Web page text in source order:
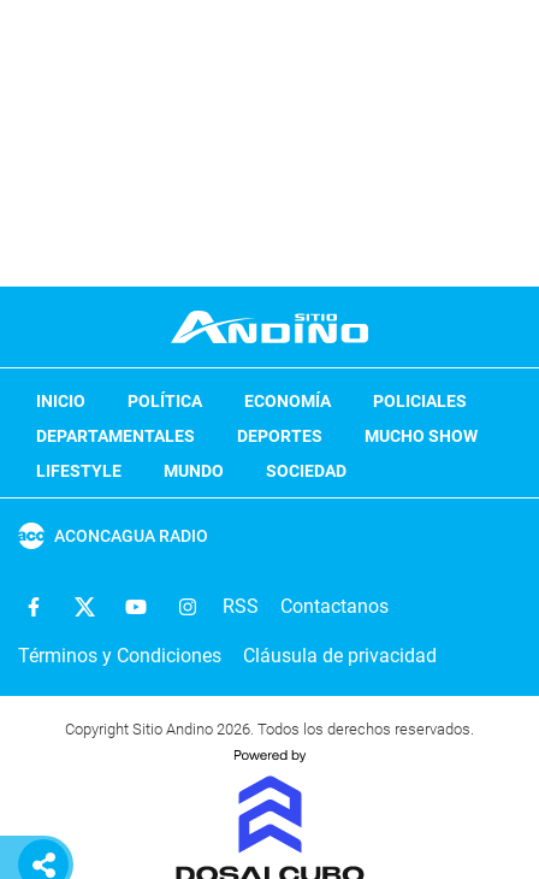
INICIO POLÍTICA ECONOMÍA
POLICIALES
DEPARTAMENTALES
DEPORTES
MUCHO SHOW
LIFESTYLE
MUNDO SOCIEDAD
ACONCAGUA RADIO
RSS Contactanos
Términos y Condiciones Cláusula de privacidad
Copyright Sitio Andino 2026. Todos los derechos reservados.